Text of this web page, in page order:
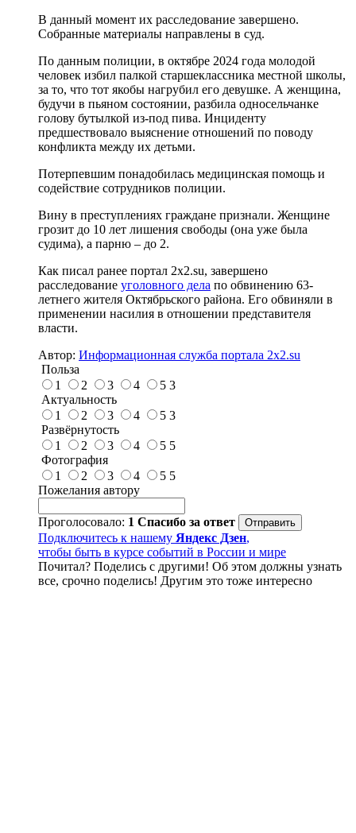
В данный момент их расследование завершено.
Собранные материалы направлены в суд.
По данным полиции, в октябре 2024 года молодой
человек избил палкой старшеклассника местной школы,
за то, что тот якобы нагрубил его девушке. А женщина,
будучи в пьяном состоянии, разбила односельчанке
голову бутылкой из-под пива. Инциденту
предшествовало выяснение отношений по поводу
конфликта между их детьми.
Потерпевшим понадобилась медицинская помощь и
содействие сотрудников полиции.
Вину в преступлениях граждане признали. Женщине
грозит до 10 лет лишения свободы (она уже была
судима), а парню – до 2.
Как писал ранее портал 2х2.su, завершено
расследование уголовного дела по обвинению 63-
летнего жителя Октябрьского района. Его обвиняли в
применении насилия в отношении представителя
власти.
Автор: Информационная служба портала 2x2.su
Польза
1
2 3 4 5 3
Актуальность
1
2 3 4 5 3
Развёрнутость
1
2 3 4 5 5
Фотография
1
2 3 4 5 5
Пожелания автору
Проголосовало: 1 Спасибо за ответ
Подключитесь к нашему Яндекс Дзен,
чтобы быть в курсе событий в России и мире
Почитал? Поделись с другими! Об этом должны узнать
все, срочно поделись! Другим это тоже интересно